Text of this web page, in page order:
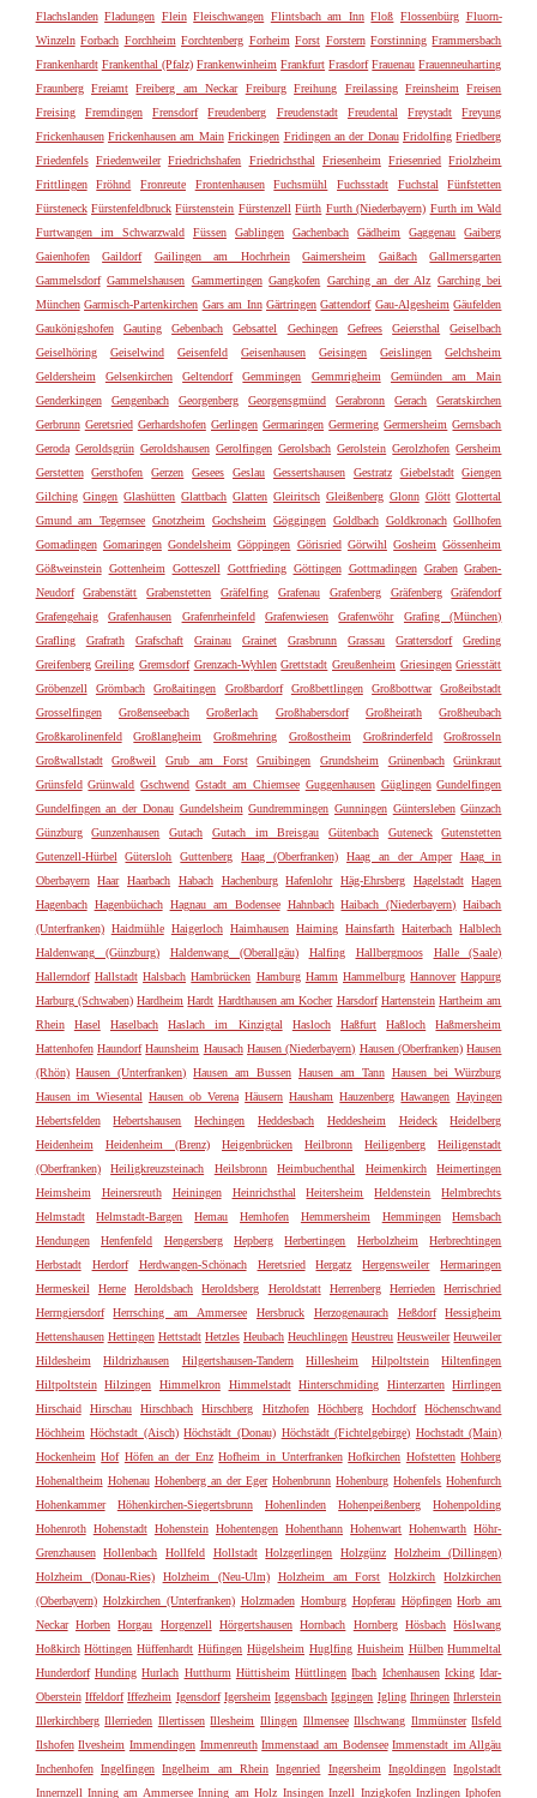
Flachslanden Fladungen Flein Fleischwangen Flintsbach am Inn Floß Flossenbürg Fluorn-
Winzeln Forbach Forchheim Forchtenberg Forheim Forst Forstern Forstinning Frammersbach
Frankenhardt Frankenthal (Pfalz) Frankenwinheim Frankfurt Frasdorf Frauenau Frauenneuharting
Fraunberg Freiamt Freiberg am Neckar Freiburg Freihung Freilassing Freinsheim
Freisen
Freising
Fremdingen Frensdorf Freudenberg Freudenstadt Freudental Freystadt
Freyung
Frickenhausen Frickenhausen am Main Frickingen Fridingen an der Donau Fridolfing Friedberg
Friedenfels Friedenweiler Friedrichshafen Friedrichsthal Friesenheim Friesenried Friolzheim
Frittlingen
Fröhnd Fronreute Frontenhausen Fuchsmühl Fuchsstadt Fuchstal
Fünfstetten
Fürsteneck Fürstenfeldbruck Fürstenstein Fürstenzell Fürth Furth (Niederbayern) Furth im Wald
Furtwangen im Schwarzwald
Füssen Gablingen Gachenbach Gädheim Gaggenau
Gaiberg
Gaienhofen
Gaildorf Gailingen am Hochrhein Gaimersheim Gaißach
Gallmersgarten
Gammelsdorf Gammelshausen Gammertingen Gangkofen Garching an der Alz Garching bei
München Garmisch-Partenkirchen Gars am Inn Gärtringen Gattendorf Gau-Algesheim Gäufelden
Gaukönigshofen
Gauting Gebenbach Gebsattel Gechingen Gefrees Geiersthal
Geiselbach
Geiselhöring
Geiselwind Geisenfeld Geisenhausen Geisingen Geislingen
Gelchsheim
Geldersheim
Gelsenkirchen Geltendorf Gemmingen Gemmrigheim
Gemünden am Main
Genderkingen
Gengenbach Georgenberg Georgensgmünd Gerabronn Gerach
Geratskirchen
Gerbrunn Geretsried Gerhardshofen Gerlingen Germaringen Germering Germersheim Gernsbach
Geroda Geroldsgrün Geroldshausen Gerolfingen Gerolsbach Gerolstein Gerolzhofen Gersheim
Gerstetten
Gersthofen Gerzen Gesees Geslau Gessertshausen Gestratz Giebelstadt
Giengen
Gilching Gingen Glashütten Glattbach Glatten Gleiritsch Gleißenberg Glonn Glött Glottertal
Gmund am Tegernsee Gnotzheim Gochsheim Göggingen Goldbach Goldkronach Gollhofen
Gomadingen Gomaringen Gondelsheim Göppingen Görisried Görwihl Gosheim Gössenheim
Gößweinstein Gottenheim Gotteszell Gottfrieding Göttingen Gottmadingen Graben Graben-
Neudorf
Grabenstätt Grabenstetten Gräfelfing Grafenau Grafenberg Gräfenberg
Gräfendorf
Grafengehaig
Grafenhausen Grafenrheinfeld Grafenwiesen Grafenwöhr
Grafing (München)
Grafling
Grafrath Grafschaft Grainau Grainet Grasbrunn Grassau Grattersdorf
Greding
Greifenberg Greiling Gremsdorf Grenzach-Wyhlen Grettstadt Greußenheim Griesingen Griesstätt
Gröbenzell
Grömbach Großaitingen Großbardorf Großbettlingen Großbottwar
Großeibstadt
Grosselfingen
Großenseebach Großerlach Großhabersdorf Großheirath
Großheubach
Großkarolinenfeld
Großlangheim Großmehring Großostheim Großrinderfeld
Großrosseln
Großwallstadt
Großweil Grub am Forst Gruibingen Grundsheim Grünenbach
Grünkraut
Grünsfeld Grünwald Gschwend Gstadt am Chiemsee Guggenhausen Güglingen Gundelfingen
Gundelfingen an der Donau Gundelsheim Gundremmingen Gunningen Güntersleben Günzach
Günzburg
Gunzenhausen Gutach Gutach im Breisgau Gütenbach Guteneck
Gutenstetten
Gutenzell-Hürbel
Gütersloh Guttenberg Haag (Oberfranken) Haag an der Amper
Haag in
Oberbayern
Haar Haarbach Habach Hachenburg Hafenlohr Häg-Ehrsberg Hagelstadt
Hagen
Hagenbach Hagenbüchach Hagnau am Bodensee Hahnbach Haibach (Niederbayern) Haibach
(Unterfranken) Haidmühle Haigerloch Haimhausen Haiming Hainsfarth Haiterbach Halblech
Haldenwang (Günzburg)
Haldenwang (Oberallgäu) Halfing Hallbergmoos
Halle (Saale)
Hallerndorf Hallstadt Halsbach Hambrücken Hamburg Hamm Hammelburg Hannover Happurg
Harburg (Schwaben) Hardheim Hardt Hardthausen am Kocher Harsdorf Hartenstein Hartheim am
Rhein
Hasel Haselbach Haslach im Kinzigtal Hasloch Haßfurt Haßloch
Haßmersheim
Hattenhofen Haundorf Haunsheim Hausach Hausen (Niederbayern) Hausen (Oberfranken) Hausen
(Rhön) Hausen (Unterfranken) Hausen am Bussen Hausen am Tann Hausen bei Würzburg
Hausen im Wiesental Hausen ob Verena Häusern Hausham Hauzenberg Hawangen Hayingen
Hebertsfelden
Hebertshausen Hechingen Heddesbach Heddesheim Heideck
Heidelberg
Heidenheim
Heidenheim (Brenz) Heigenbrücken Heilbronn Heiligenberg
Heiligenstadt
(Oberfranken)
Heiligkreuzsteinach Heilsbronn Heimbuchenthal Heimenkirch
Heimertingen
Heimsheim
Heinersreuth Heiningen Heinrichsthal Heitersheim Heldenstein
Helmbrechts
Helmstadt
Helmstadt-Bargen Hemau Hemhofen Hemmersheim Hemmingen
Hemsbach
Hendungen
Henfenfeld Hengersberg Hepberg Herbertingen Herbolzheim
Herbrechtingen
Herbstadt
Herdorf Herdwangen-Schönach Heretsried Hergatz Hergensweiler
Hermaringen
Hermeskeil
Herne Heroldsbach Heroldsberg Heroldstatt Herrenberg Herrieden
Herrischried
Herrngiersdorf
Herrsching am Ammersee Hersbruck Herzogenaurach Heßdorf
Hessigheim
Hettenshausen Hettingen Hettstadt Hetzles Heubach Heuchlingen Heustreu Heusweiler Heuweiler
Hildesheim
Hildrizhausen Hilgertshausen-Tandern Hillesheim Hilpoltstein
Hiltenfingen
Hiltpoltstein
Hilzingen Himmelkron Himmelstadt Hinterschmiding Hinterzarten
Hirrlingen
Hirschaid
Hirschau Hirschbach Hirschberg Hitzhofen Höchberg Hochdorf
Höchenschwand
Höchheim Höchstadt (Aisch) Höchstädt (Donau) Höchstädt (Fichtelgebirge) Hochstadt (Main)
Hockenheim Hof Höfen an der Enz Hofheim in Unterfranken Hofkirchen Hofstetten Hohberg
Hohenaltheim Hohenau Hohenberg an der Eger Hohenbrunn Hohenburg Hohenfels Hohenfurch
Hohenkammer
Höhenkirchen-Siegertsbrunn Hohenlinden Hohenpeißenberg
Hohenpolding
Hohenroth Hohenstadt Hohenstein Hohentengen Hohenthann Hohenwart Hohenwarth Höhr-
Grenzhausen
Hollenbach Hollfeld Hollstadt Holzgerlingen Holzgünz
Holzheim (Dillingen)
Holzheim (Donau-Ries)
Holzheim (Neu-Ulm) Holzheim am Forst Holzkirch
Holzkirchen
(Oberbayern) Holzkirchen (Unterfranken) Holzmaden Homburg Hopferau Höpfingen Horb am
Neckar Horben Horgau Horgenzell Hörgertshausen Hornbach Hornberg Hösbach Höslwang
Hoßkirch Höttingen Hüffenhardt Hüfingen Hügelsheim Huglfing Huisheim Hülben Hummeltal
Hunderdorf Hunding Hurlach Hutthurm Hüttisheim Hüttlingen Ibach Ichenhausen Icking Idar-
Oberstein Iffeldorf Iffezheim Igensdorf Igersheim Iggensbach Iggingen Igling Ihringen Ihrlerstein
Illerkirchberg Illerrieden Illertissen Illesheim Illingen Illmensee Illschwang Ilmmünster Ilsfeld
Ilshofen Ilvesheim Immendingen Immenreuth Immenstaad am Bodensee Immenstadt im Allgäu
Inchenhofen Ingelfingen Ingelheim am Rhein Ingenried Ingersheim Ingoldingen Ingolstadt
Innernzell Inning am Ammersee Inning am Holz Insingen Inzell Inzigkofen Inzlingen Iphofen